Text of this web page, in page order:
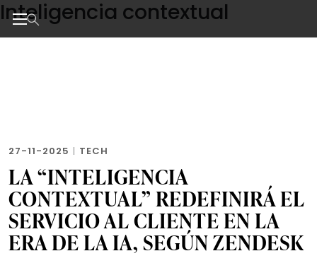
Skip
to
the
Inteligencia contextual
27-11-2025 | TECH
LA “INTELIGENCIA
CONTEXTUAL” REDEFINIRÁ EL
SERVICIO AL CLIENTE EN LA
ERA DE LA IA, SEGÚN ZENDESK